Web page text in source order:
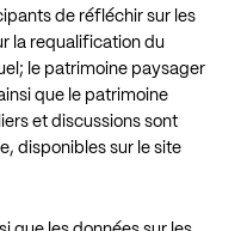
de réfléchir sur les
la requalification du
le patrimoine paysager
que le patrimoine
et discussions sont
disponibles sur le site